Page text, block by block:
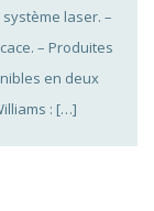
laser. –
– Produites
en deux
: […]